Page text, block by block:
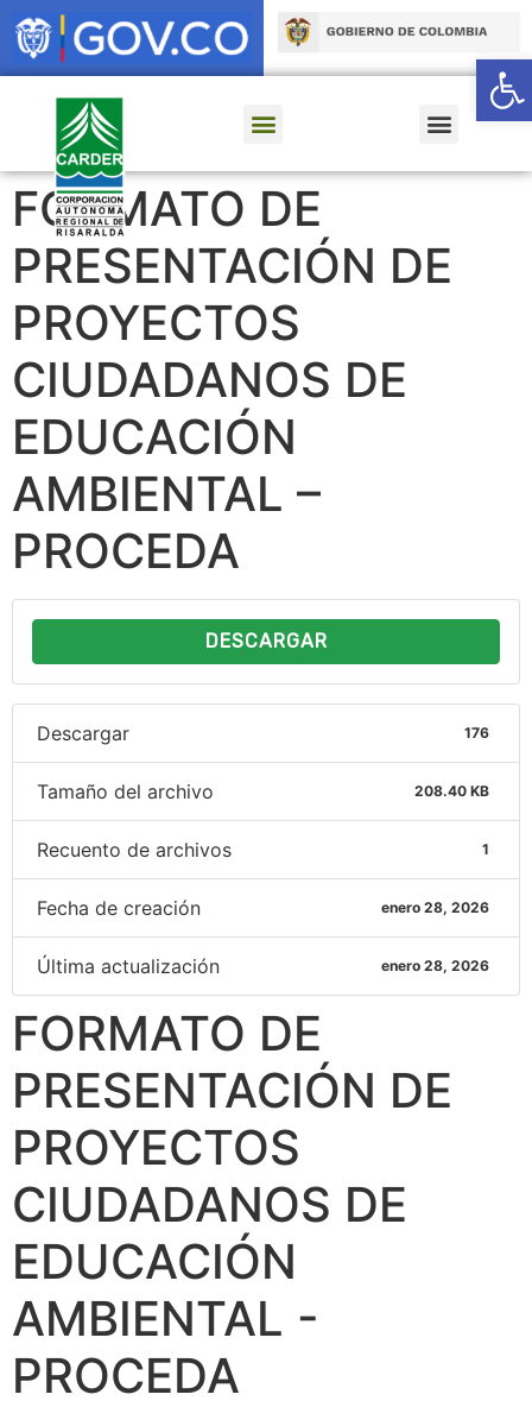
FORMATO DE
PRESENTACIÓN DE
PROYECTOS
CIUDADANOS DE
EDUCACIÓN
AMBIENTAL –
PROCEDA
DESCARGAR
Descargar 176
Tamaño del archivo 208.40 KB
Recuento de archivos 1
Fecha de creación enero 28, 2026
Última actualización enero 28, 2026
FORMATO DE
PRESENTACIÓN DE
PROYECTOS
CIUDADANOS DE
EDUCACIÓN
AMBIENTAL -
PROCEDA